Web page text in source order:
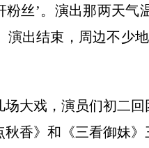
丝’。演出那两天气
演出结束，周边不少
戏，演员们初二回
香》和《三看御妹